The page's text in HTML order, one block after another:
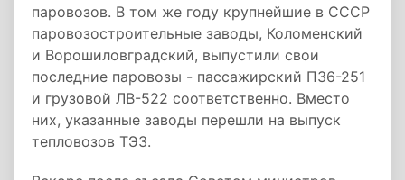
паровозов. В том же году крупнейшие в СССР
паровозостроительные заводы, Коломенский
и Ворошиловградский, выпустили свои
последние паровозы - пассажирский П36-251
и грузовой ЛВ-522 соответственно. Вместо
них, указанные заводы перешли на выпуск
тепловозов ТЭ3.